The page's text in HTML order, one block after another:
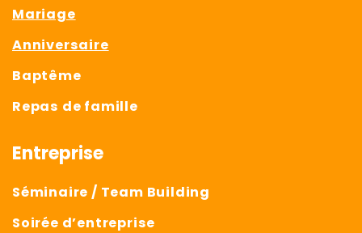
Mariage
Anniversaire
Baptême
Repas de famille
Entreprise
Séminaire / Team Building
Soirée d’entreprise